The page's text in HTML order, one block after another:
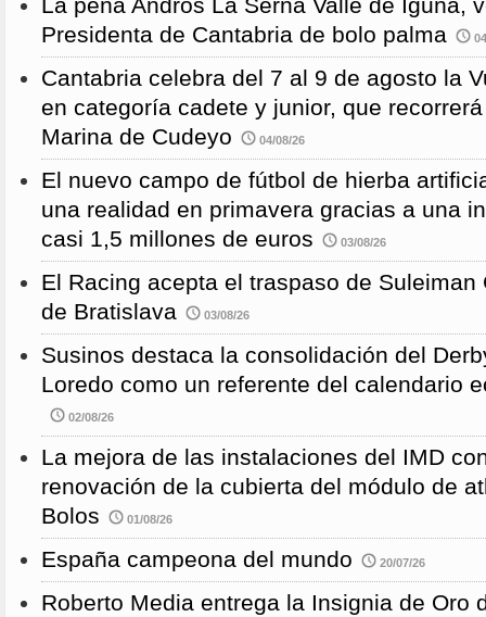
Presidenta de Cantabria de bolo palma
Cantabria celebra del 7 al 9 de agosto la
en categoría cadete y junior, que
Marina de Cudeyo
04/08/26
El nuevo campo de fútbol de hierba
una realidad en primavera gracias a una
casi 1,5 millones de euros
03/08/26
El Racing acepta el traspaso de Suleiman
de Bratislava
03/08/26
Susinos destaca la consolidación del
Loredo como un referente del calendario
02/08/26
La mejora de las instalaciones del IMD
renovación de la cubierta del módulo de
Bolos
01/08/26
España campeona del mundo 20/07/26
Roberto Media entrega la Insignia de Oro